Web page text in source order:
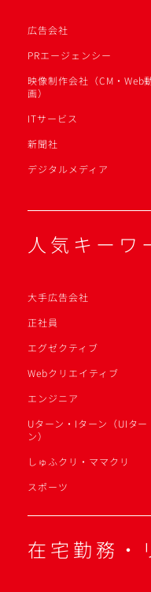
広告会社
PRエージェンシー
映像制作会社（CM・Web
画）
ITサービス
新聞社
デジタルメディア
人気キーワ
大手広告会社
正社員
エグゼクティブ
Webクリエイティブ
エンジニア
Uターン・Iターン（UIター
ン）
しゅふクリ・ママクリ
スポーツ
在宅勤務・